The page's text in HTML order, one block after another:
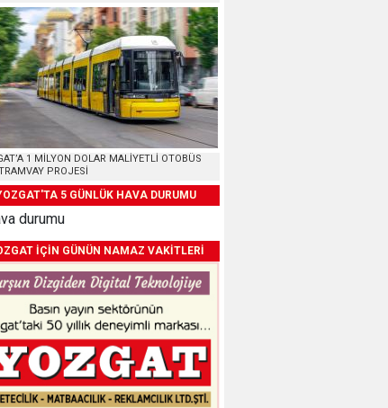
1 MİLYON DOLAR MALİYETLİ OTOBÜS
PROJESİ
5 GÜNLÜK HAVA DURUMU
İÇİN GÜNÜN NAMAZ VAKİTLERİ